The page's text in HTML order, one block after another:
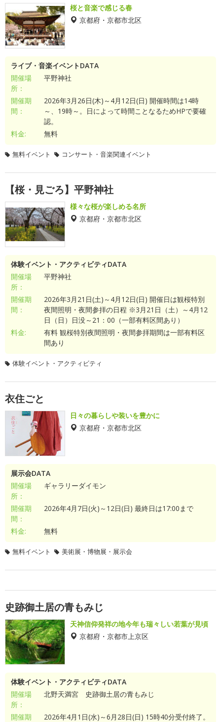
桜と音楽で感じる春
京都府・京都市北区
ライブ・音楽イベントDATA
開催場
所：
平野神社
開催期
間：
2026年3月26日(木)～4月12日(日) 開催時間は14時
～、19時～。日によって時間ことなるためHPで要確
認。
料金:
無料
無料イベント コンサート・音楽関連イベント
【桜・見ごろ】平野神社
様々な桜が楽しめる名所
京都府・京都市北区
体験イベント・アクティビティDATA
開催場
所：
平野神社
開催期
間：
2026年3月21日(土)～4月12日(日) 開催日は観桜特別
夜間照明・夜間参拝の日程 ※3月21日（土）～4月12
日（日）日没～21：00（一部有料区間あり）
料金:
有料 観桜特別夜間照明・夜間参拝期間は一部有料区
間あり
体験イベント・アクティビティ
衣住ごと
日々の暮らしや装いを豊かに
京都府・京都市北区
展示会DATA
開催場
所：
ギャラリーダイモン
開催期
間：
2026年4月7日(火)～12日(日) 最終日は17:00まで
料金: 無料
無料イベント 美術展・博物展・展示会
史跡御土居の青もみじ
天神信仰発祥の地今年も瑞々しい若葉が見頃
京都府・京都市上京区
体験イベント・アクティビティDATA
開催場
所：
北野天満宮 史跡御土居の青もみじ
開催期
2026年4月1日(水)～6月28日(日) 15時40分受付終了。